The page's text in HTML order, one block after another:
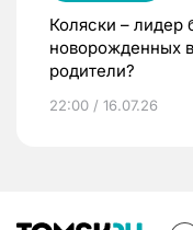
Коляски – лидер
новорожденных
родители?
22:00 / 16.07.26